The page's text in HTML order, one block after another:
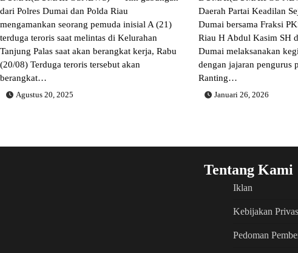
dari Polres Dumai dan Polda Riau
mengamankan seorang pemuda inisial A (21)
terduga teroris saat melintas di Kelurahan
Tanjung Palas saat akan berangkat kerja, Rabu
(20/08) Terduga teroris tersebut akan
berangkat…
Agustus 20, 2025
Daerah Partai Keadilan
Dumai bersama Fraksi
Riau H Abdul Kasim SH
Dumai melaksanakan
dengan jajaran pengurus
Ranting…
Januari 26, 2026
Tentang Kami
Iklan
Kebijakan
Pedoman